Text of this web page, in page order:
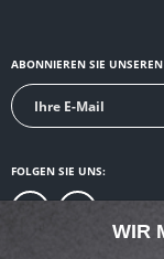
ABONNIEREN SIE
FOLGEN SIE UNS:
WIR